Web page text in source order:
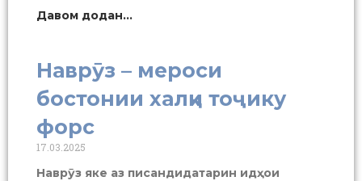
Давом додан...
Наврӯз – мероси
бостонии халқи тоҷику
форс
17.03.2025
Наврӯз яке аз писандидатарин идҳои